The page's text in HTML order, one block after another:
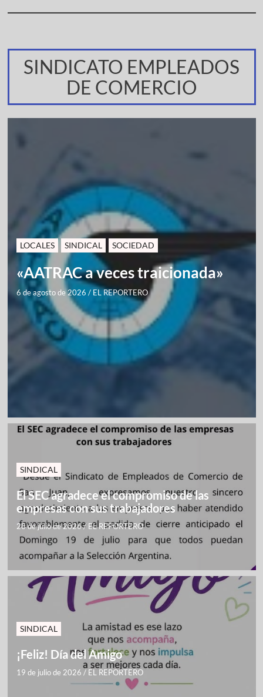
SINDICATO EMPLEADOS
DE COMERCIO
LOCALES SINDICAL SOCIEDAD
«AATRAC a veces traicionada»
6 de agosto de 2026 / EL REPORTERO
SINDICAL
El SEC agradece el compromiso de las
empresas con sus trabajadores
28 de julio de 2026/ EL REPORTERO
SINDICAL
¡Feliz! Día del Amigo
19 de julio de 2026 / EL REPORTERO